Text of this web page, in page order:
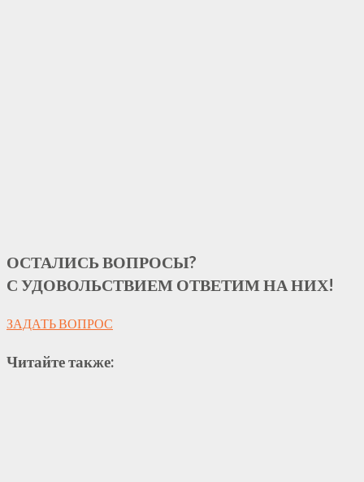
ОСТАЛИСЬ ВОПРОСЫ?
С УДОВОЛЬСТВИЕМ ОТВЕТИМ НА НИХ!
ЗАДАТЬ ВОПРОС
Читайте также: